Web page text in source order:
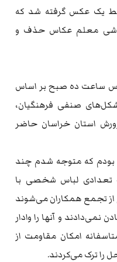
یک عکس گرفته شد که
معلم عکاس حذف و
سیزده اردیبهشت ۱۴۰۳ راس ساعت ده صبح بر اساس
صنفی فرهنگیان،
استان خراسان حاضر
بودم که متوجه شدم چند
تعدادی لباس شخصی با
از تجمع همکاران می‌شوند
نمی‌دادند و آنها را وادار
امکان مقاومت از
را ترک می‌کردند.